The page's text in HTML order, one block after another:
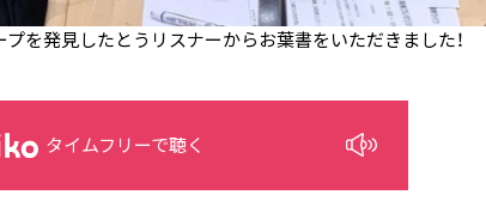
を発見したとうリスナーからお葉書をいただきました！
タイムフリーで聴く